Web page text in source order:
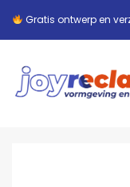
Gratis ontwerp en